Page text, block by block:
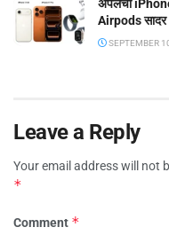
ॲपलची
Airpods सादर
SEPTEMBER
Leave a Reply
Your email address will not
*
Comment *